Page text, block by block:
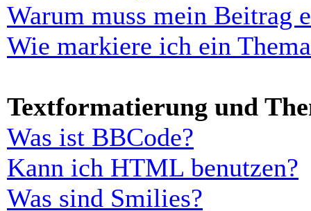
Warum muss mein Beitrag
Wie markiere ich ein
Textformatierung und
Was ist BBCode?
Kann ich HTML benutzen?
Was sind Smilies?